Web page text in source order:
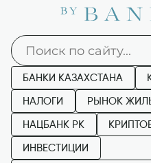
БАНКИ КАЗАХСТАНА
НАЛОГИ РЫНОК
НАЦБАНК РК
ИНВЕСТИЦИИ